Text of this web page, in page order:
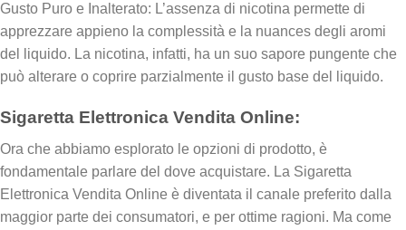
Gusto Puro e Inalterato: L’assenza di nicotina permette di
apprezzare appieno la complessità e la nuances degli aromi
del liquido. La nicotina, infatti, ha un suo sapore pungente che
può alterare o coprire parzialmente il gusto base del liquido.
Sigaretta Elettronica Vendita Online:
Ora che abbiamo esplorato le opzioni di prodotto, è
fondamentale parlare del dove acquistare. La Sigaretta
Elettronica Vendita Online è diventata il canale preferito dalla
maggior parte dei consumatori, e per ottime ragioni. Ma come